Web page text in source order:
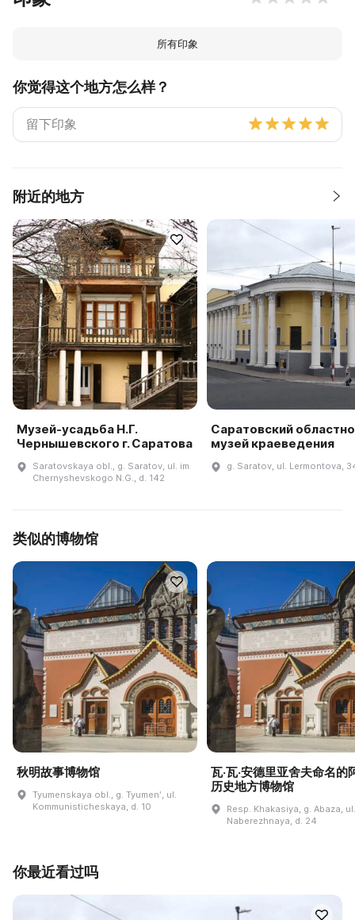
所有印象
你觉得这个地方怎么样？
附近的地方
Музей-усадьба Н.Г.
Чернышевского г. Саратова
Saratovskaya obl., g. Saratov, ul. im
Chernyshevskogo N.G., d. 142
Саратовский
музей краеведения
g. Saratov, ul. Lermontova,
类似的博物馆
秋明故事博物馆
Tyumenskaya obl., g. Tyumenʹ, ul.
Kommunisticheskaya, d. 10
瓦·瓦·安德里亚舍夫命名的
历史地方博物馆
Resp. Khakasiya, g. Abaza, ul.
Naberezhnaya, d. 24
你最近看过吗